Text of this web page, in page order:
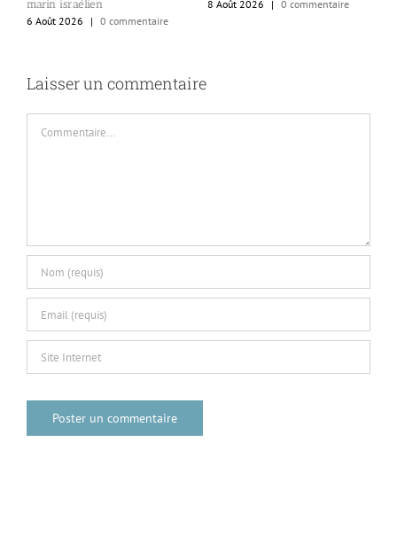
marin israélien
6 Août 2026
| 0 commentaire
8 Août 2026 | 0 commentaire
Laisser un commentaire